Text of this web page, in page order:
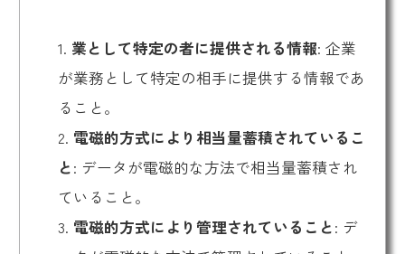
1. 業として特定の者に提供される情報: 企業
が業務として特定の相手に提供する情報であ
ること。
2. 電磁的方式により相当量蓄積されているこ
と: データが電磁的な方法で相当量蓄積され
ていること。
3. 電磁的方式により管理されていること: デ